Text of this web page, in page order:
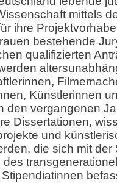
mittels
ihre
bestehende
qualifizierten
Künstlerinnen
den vergangenen
Dissertationen,
und
die sich mit der
des